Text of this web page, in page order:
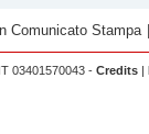
Comunicato Stampa
03401570043 - Credits